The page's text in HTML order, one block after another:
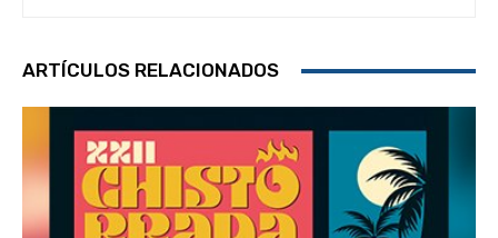
ARTÍCULOS RELACIONADOS